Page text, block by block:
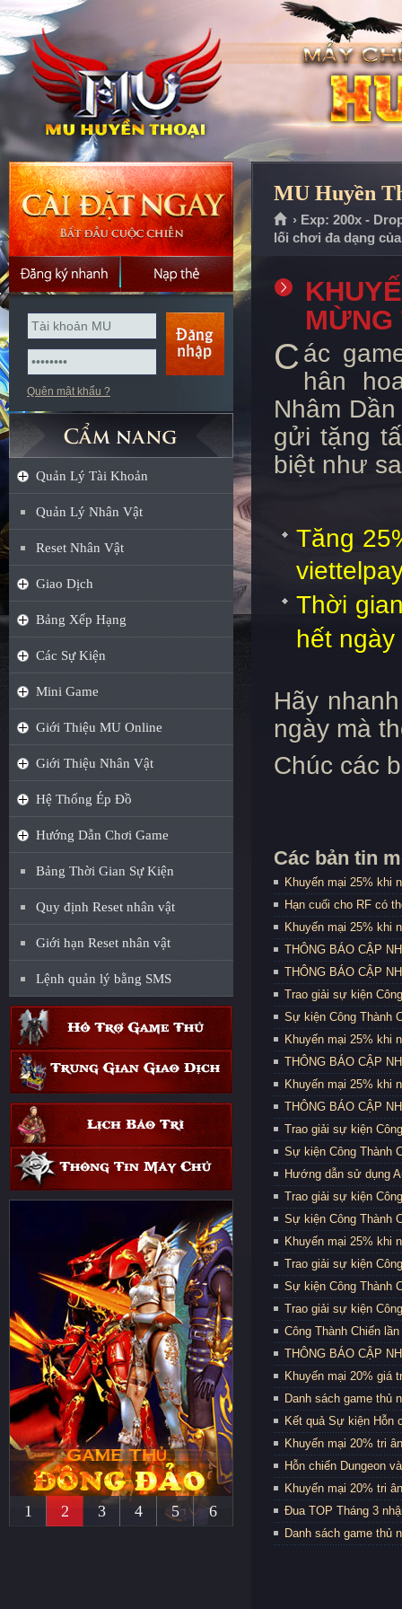
Quên mật khẩu ?
Quản Lý Tài Khoản
Quản Lý Nhân Vật
Reset Nhân Vật
Giao Dịch
Bảng Xếp Hạng
Các Sự Kiện
Mini Game
Giới Thiệu MU Online
Giới Thiệu Nhân Vật
Hệ Thống Ép Đồ
Hướng Dẫn Chơi Game
Bảng Thời Gian Sự Kiện
Quy định Reset nhân vật
Giới hạn Reset nhân vật
Lệnh quản lý bằng SMS
1 2 3 4 5 6
MU Huyền
› Exp: 200x -
lối chơi đa dạng
MỪNG
Các
hân
Nhâm
gửi tặng
biệt như
Tăng
Thời
hết ngày
Hãy
ngày mà
Chúc các
Các bản tin
Khuyến mại 25% khi
Hạn cuối cho RF có
Khuyến mại 25% khi
THÔNG BÁO CẬP
THÔNG BÁO CẬP
Trao giải sự kiện
Sự kiện Công Thành
Khuyến mại 25% khi
THÔNG BÁO CẬP
Khuyến mại 25% khi
THÔNG BÁO CẬP
Trao giải sự kiện
Sự kiện Công Thành
Hướng dẫn sử dụng
Trao giải sự kiện
Sự kiện Công Thành
Khuyến mại 25% khi
Trao giải sự kiện
Sự kiện Công Thành
Trao giải sự kiện
Công Thành Chiến
THÔNG BÁO CẬP
Khuyến mại 20% giá
Danh sách game thủ
Kết quả Sự kiện Hỗn
Khuyến mại 20% tri
Hỗn chiến Dungeon
Khuyến mại 20% tri
Đua TOP Tháng 3
Danh sách game thủ